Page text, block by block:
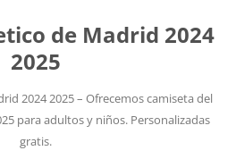
de Madrid 2024
2025
2024 2025 – Ofrecemos camiseta del
para adultos y niños. Personalizadas
gratis.